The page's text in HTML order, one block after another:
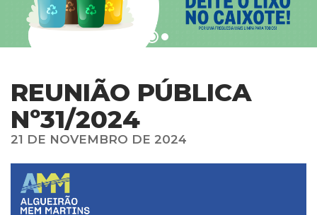
REUNIÃO PÚBLICA
Nº31/2024
21 DE NOVEMBRO DE 2024